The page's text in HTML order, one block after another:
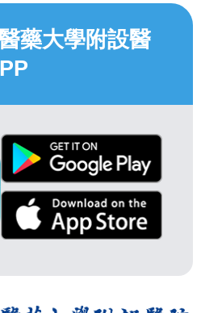
藥大學附設醫